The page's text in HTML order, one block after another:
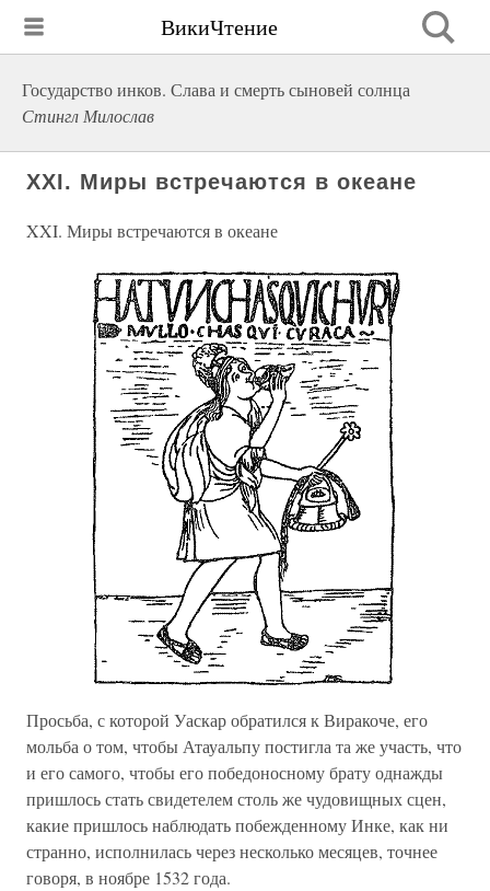
ВикиЧтение
Государство инков. Слава и смерть сыновей солнца
Стингл Милослав
XXI. Миры встречаются в океане
XXI. Миры встречаются в океане
Просьба, с которой Уаскар обратился к Виракоче, его
мольба о том, чтобы Атауальпу постигла та же участь, что
и его самого, чтобы его победоносному брату однажды
пришлось стать свидетелем столь же чудовищных сцен,
какие пришлось наблюдать побежденному Инке, как ни
странно, исполнилась через несколько месяцев, точнее
говоря, в ноябре 1532 года.